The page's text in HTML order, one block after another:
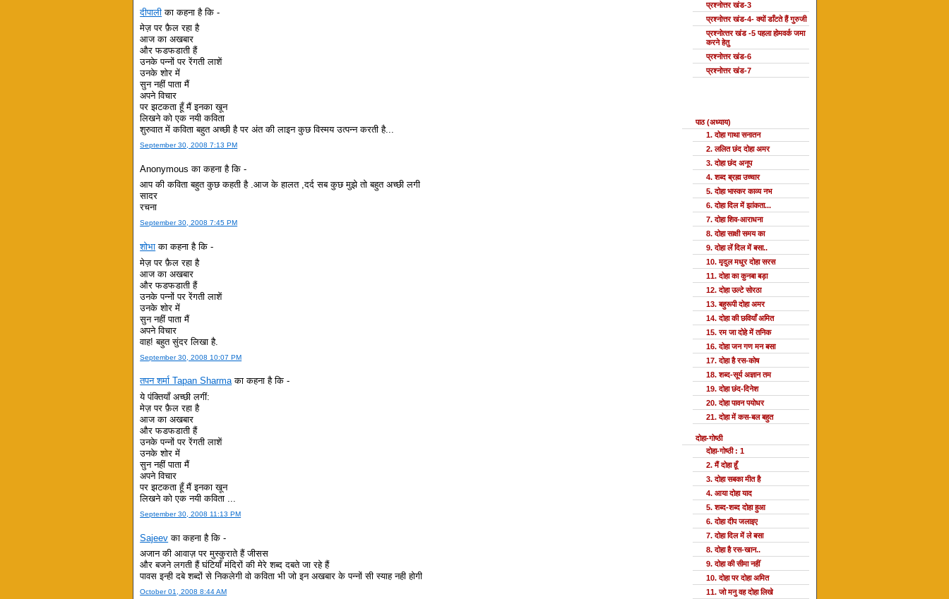
दीपाली का कहना है कि -
मेज़ पर फ़ैल रहा है
आज का अखबार
और फडफडाती हैं
उनके पन्नों पर रेंगती लाशें
उनके शोर में
सुन नहीं पाता मैं
अपने विचार
पर झटकता हूँ मैं इनका खून
लिखने को एक नयी कविता
शुरुवात में कविता बहुत अच्छी है पर अंत की लाइन कुछ विस्मय उत्पन्न करती है...
September 30, 2008 7:13 PM
Anonymous का कहना है कि -
आप की कविता बहुत कुछ कहती है .आज के हालत ,दर्द सब कुछ मुझे तो बहुत अच्छी लगी
सादर
रचना
September 30, 2008 7:45 PM
शोभा का कहना है कि -
मेज़ पर फ़ैल रहा है
आज का अखबार
और फडफडाती हैं
उनके पन्नों पर रेंगती लाशें
उनके शोर में
सुन नहीं पाता मैं
अपने विचार
वाह! बहुत सुंदर लिखा है.
September 30, 2008 10:07 PM
तपन शर्मा Tapan Sharmaका कहना है कि -
ये पंक्तियाँ अच्छी लगीं:
मेज़ पर फ़ैल रहा है
आज का अखबार
और फडफडाती हैं
उनके पन्नों पर रेंगती लाशें
उनके शोर में
सुन नहीं पाता मैं
अपने विचार
पर झटकता हूँ मैं इनका खून
लिखने को एक नयी कविता ...
September 30, 2008 11:13 PM
Sajeev का कहना है कि -
अजान की आवाज़ पर मुस्कुराते हैं जीसस
और बजने लगती हैं घंटियाँ मंदिरों की मेरे शब्द दबते जा रहे हैं
पावस इन्ही दबे शब्दों से निकलेगी वो कविता भी जो इन अखबार के पन्नों सी स्याह नही होगी
October 01, 2008 8:44 AM
प्रश्नोत्तर खंड-3
प्रश्नोत्तर खंड-4- क्यों डाँटते हैं गुरुजी
प्रश्‍नोत्‍तर खंड -5 पहला होमवर्क जमा
करने हेतु
प्रश्नोत्तर खंड-6
प्रश्नोत्तर खंड-7
पाठ (अध्याय)
1. दोहा गाथा सनातन
2. ललित छंद दोहा अमर
3. दोहा छंद अनूप
4. शब्द ब्रह्म उच्चार
5. दोहा भास्कर काव्य नभ
6. दोहा दिल में झांकता...
7. दोहा शिव-आराधना
8. दोहा साक्षी समय का
9. दोहा लें दिल में बसा..
10. मृदुल मधुर दोहा सरस
11. दोहा का कुनबा बड़ा
12. दोहा उल्टे सोरठा
13. बहुरूपी दोहा अमर
14. दोहा की छवियाँ अमित
15. रम जा दोहे में तनिक
16. दोहा जन गण मन बसा
17. दोहा है रस-कोष
18. शब्द-सूर्य अज्ञान तम
19. दोहा छंद-दिनेश
20. दोहा पावन पयोधर
21. दोहा में कस-बल बहुत
दोहा-गोष्ठी
दोहा-गोष्ठी : 1
2. मैं दोहा हूँ
3. दोहा सबका मीत है
4. आया दोहा याद
5. शब्द-शब्द दोहा हुआ
6. दोहा दीप जलाइए
7. दोहा दिल में ले बसा
8. दोहा है रस-खान..
9. दोहा की सीमा नहीं
10. दोहा पर दोहा अमित
11. जो मनु वह दोहा लिखे